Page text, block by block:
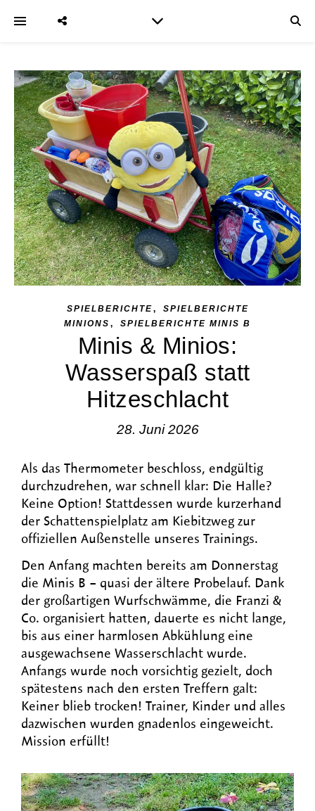
SPIELBERICHTE,
SPIELBERICHTE
MINIONS , SPIELBERICHTE MINIS B
Minis & Minios:
Wasserspaß statt
Hitzeschlacht
28. Juni 2026
Als das Thermometer beschloss, endgültig
durchzudrehen, war schnell klar: Die Halle?
Keine Option! Stattdessen wurde kurzerhand
der Schattenspielplatz am Kiebitzweg zur
offiziellen Außenstelle unseres Trainings.
Den Anfang machten bereits am Donnerstag
die Minis B – quasi der ältere Probelauf. Dank
der großartigen Wurfschwämme, die Franzi &
Co. organisiert hatten, dauerte es nicht lange,
bis aus einer harmlosen Abkühlung eine
ausgewachsene Wasserschlacht wurde.
Anfangs wurde noch vorsichtig gezielt, doch
spätestens nach den ersten Treffern galt:
Keiner blieb trocken! Trainer, Kinder und alles
dazwischen wurden gnadenlos eingeweicht.
Mission erfüllt!